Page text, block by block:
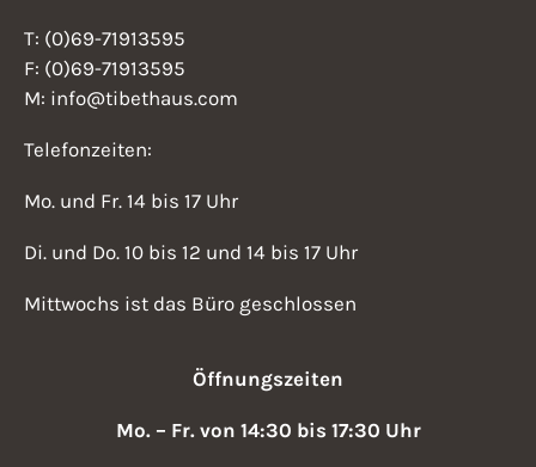
T: (0)69-71913595
F: (0)69-71913595
M: info@tibethaus.com
Telefonzeiten:
Mo. und Fr. 14 bis 17 Uhr
Di. und Do. 10 bis 12 und 14 bis 17 Uhr
Mittwochs ist das Büro geschlossen
Öffnungszeiten
Mo. – Fr. von 14:30 bis 17:30 Uhr